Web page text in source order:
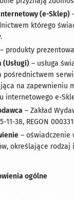
(e-Sklep)
którego
– produkty
(Usługi) – usługa
pośrednictwem
na zapewnieniu
internetowego e-
– Zakład
11-38, REGON
– oświadczenie
określające rodzaj
ogólne